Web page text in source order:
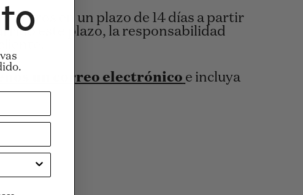
en un plazo de 14 días a partir
este plazo, la responsabilidad
un correo electrónico e incluya